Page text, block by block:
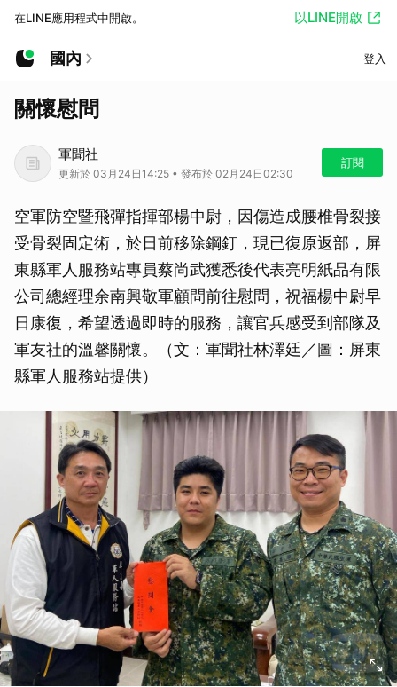
在LINE應用程式中開啟。 以LINE開啟
國內 登入
關懷慰問
軍聞社
更新於 03月24日14:25 • 發布於 02月24日02:30
訂閱
空軍防空暨飛彈指揮部楊中尉，因傷造成腰椎骨裂接
受骨裂固定術，於日前移除鋼釘，現已復原返部，屏
東縣軍人服務站專員蔡尚武獲悉後代表亮明紙品有限
公司總經理余南興敬軍顧問前往慰問，祝福楊中尉早
日康復，希望透過即時的服務，讓官兵感受到部隊及
軍友社的溫馨關懷。（文：軍聞社林澤廷／圖：屏東
縣軍人服務站提供）